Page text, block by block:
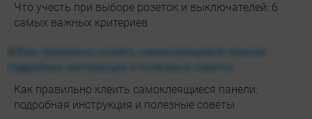
Что учесть при выборе розеток и выключателей: 6
самых важных критериев
Как правильно клеить самоклеящиеся панели:
подробная инструкция и полезные советы